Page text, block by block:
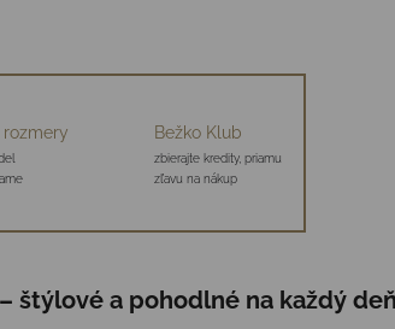
rozmery Bežko Klub
zbierajte kredity, priamu
zľavu na nákup
štýlové a pohodlné na každý